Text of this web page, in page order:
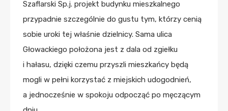
Szaflarski Sp.j. projekt budynku mieszkalnego
przypadnie szczególnie do gustu tym, którzy cenią
sobie uroki tej właśnie dzielnicy. Sama ulica
Głowackiego położona jest z dala od zgiełku
i hałasu, dzięki czemu przyszli mieszkańcy będą
mogli w pełni korzystać z miejskich udogodnień,
a jednocześnie w spokoju odpocząć po męczącym